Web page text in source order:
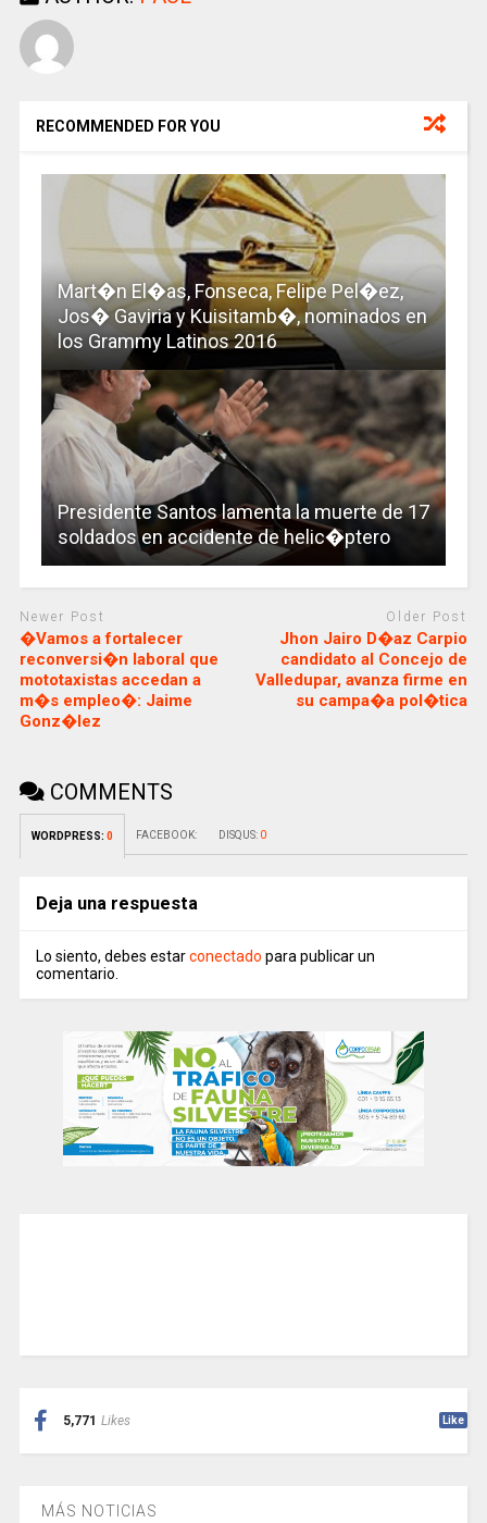
RECOMMENDED FOR YOU
Mart�n El�as, Fonseca, Felipe Pel�ez,
Jos� Gaviria y Kuisitamb�, nominados en
los Grammy Latinos 2016
Presidente Santos lamenta la muerte de 17
soldados en accidente de helic�ptero
Newer Post
�Vamos a fortalecer
reconversi�n laboral que
mototaxistas accedan a
m�s empleo�: Jaime
Gonz�lez
Older Post
Jhon Jairo D�az Carpio
candidato al Concejo de
Valledupar, avanza firme en
su campa�a pol�tica
COMMENTS
WORDPRESS: 0 FACEBOOK: DISQUS: 0
Deja una respuesta
Lo siento, debes estarconectado para publicar un
comentario.
5,771 Likes Like
MÁS NOTICIAS